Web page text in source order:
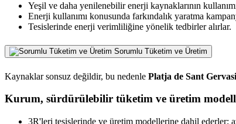
Yeşil ve daha yenilenebilir enerji kaynaklarının
Enerji kullanımı konusunda farkındalık yaratma
Tesislerinde enerji verimliliğine yönelik tedbirler alırlar.
Sorumlu Tüketim ve Üretim
Kaynaklar sonsuz değildir, bu nedenle Platja de Sant Gervasi
Kurum, sürdürülebilir tüketim ve üretim
3R'leri tesislerinde ve üretim modellerine dahil ederler: